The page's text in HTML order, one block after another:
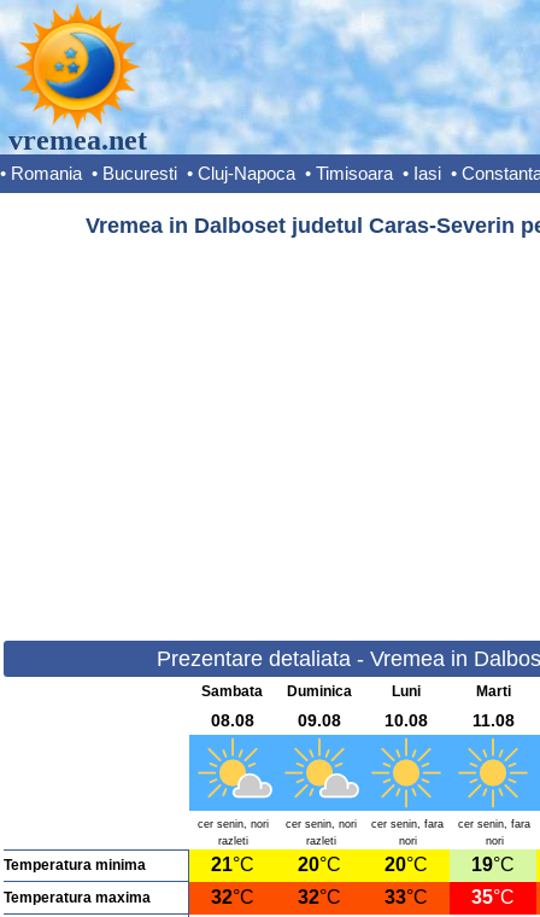
vremea.net
• Romania • Bucuresti • Cluj-Napoca • Timisoara • Iasi •
Vremea in Dalboset judetul Caras-Severin
Prezentare detaliata - Vremea in
Sambata Duminica Luni Marti
08.08 09.08 10.08 11.08
cer senin, nori
razleti
cer senin, nori
razleti
cer senin, fara
nori
cer senin, fara
nori
Temperatura minima 21°C 20°C 20°C 19°C
Temperatura maxima 32°C 32°C 33°C 35°C